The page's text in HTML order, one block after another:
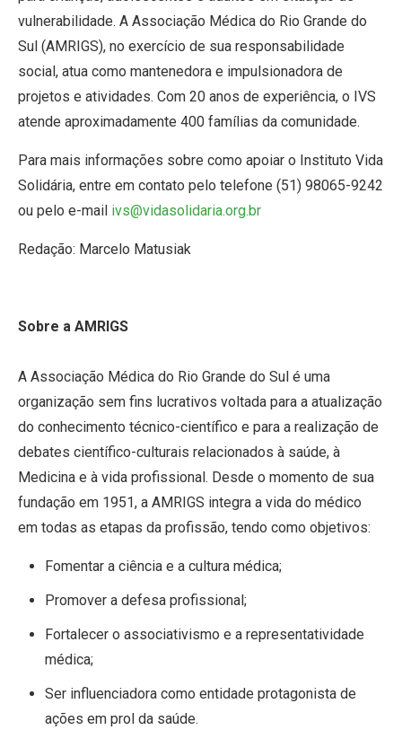
vulnerabilidade. A Associação Médica do Rio Grande do
Sul (AMRIGS), no exercício de sua responsabilidade
social, atua como mantenedora e impulsionadora de
projetos e atividades. Com 20 anos de experiência, o IVS
atende aproximadamente 400 famílias da comunidade.
Para mais informações sobre como apoiar o Instituto Vida
Solidária, entre em contato pelo telefone (51) 98065-9242
ou pelo e-mail ivs@vidasolidaria.org.br
Redação: Marcelo Matusiak
Sobre a AMRIGS
A Associação Médica do Rio Grande do Sul é uma
organização sem fins lucrativos voltada para a atualização
do conhecimento técnico-científico e para a realização de
debates científico-culturais relacionados à saúde, à
Medicina e à vida profissional. Desde o momento de sua
fundação em 1951, a AMRIGS integra a vida do médico
em todas as etapas da profissão, tendo como objetivos:
Fomentar a ciência e a cultura médica;
Promover a defesa profissional;
Fortalecer o associativismo e a representatividade
médica;
Ser influenciadora como entidade protagonista de
ações em prol da saúde.